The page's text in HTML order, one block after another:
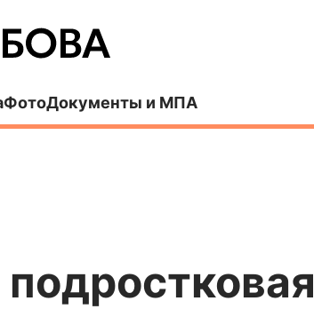
ФотоДокументы и МПА